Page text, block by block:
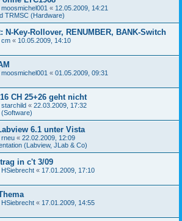
moosmichel001 « 12.05.2009, 14:21
TRMSC (Hardware)
N-Key-Rollover, RENUMBER, BANK-Switch
cm « 10.05.2009, 14:10
moosmichel001 « 01.05.2009, 09:31
CH 25+26 geht nicht
starchild « 22.03.2009, 17:32
6.1 unter Vista
rneu « 22.02.2009, 12:09
(Labview, JLab & Co)
in c't 3/09
HSiebrecht « 17.01.2009, 17:10
HSiebrecht « 17.01.2009, 14:55